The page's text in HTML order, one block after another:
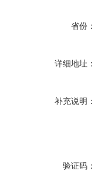
省份：
详细地址：
补充说明：
验证码：